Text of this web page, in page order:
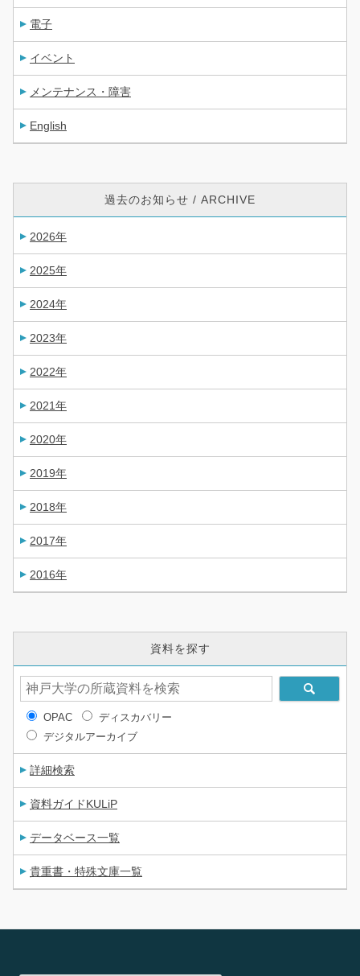
電子
イベント
メンテナンス・障害
English
過去のお知らせ / ARCHIVE
2026年
2025年
2024年
2023年
2022年
2021年
2020年
2019年
2018年
2017年
2016年
資料を探す
OPAC
ディスカバリー
デジタルアーカイブ
詳細検索
資料ガイドKULiP
データベース一覧
貴重書・特殊文庫一覧